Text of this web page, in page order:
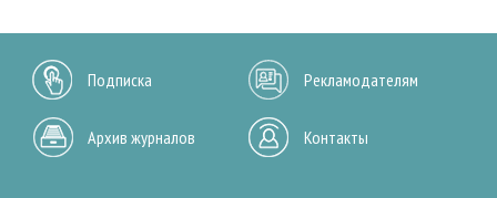
Подписка Рекламодателям
Архив журналов Контакты